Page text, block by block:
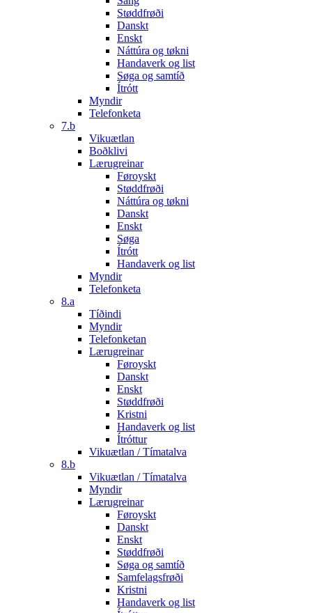
Støddfrøði
Danskt
Enskt
Náttúra og tøkni
Handaverk og list
Søga og samtíð
Ítrótt
Myndir
Telefonketa
7.b
Vikuætlan
Boðklivi
Lærugreinar
Føroyskt
Støddfrøði
Náttúra og tøkni
Danskt
Enskt
Søga
Ítrótt
Handaverk og list
Myndir
Telefonketa
8.a
Tíðindi
Myndir
Telefonketan
Lærugreinar
Føroyskt
Danskt
Enskt
Støddfrøði
Kristni
Handaverk og list
Ítróttur
Vikuætlan / Tímatalva
8.b
Vikuætlan / Tímatalva
Myndir
Lærugreinar
Føroyskt
Danskt
Enskt
Støddfrøði
Søga og samtíð
Samfelagsfrøði
Kristni
Handaverk og list